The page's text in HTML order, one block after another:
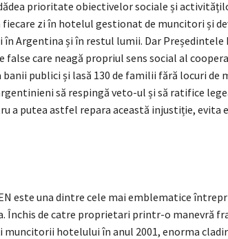
prioritate​ obiectivelor sociale și
fiecare zi în hotelul gestionat de muncitori și
Argentina și în restul lumii. Dar Președintele
false care neagă propriul sens social al
banii publici și lasă 130 de familii fără locuri de
să respingă veto-ul și să ratifice
a putea astfel repara această injustiție, evita
este una dintre cele mai emblematice
Închis de catre proprietari printr-o manevră
muncitorii hotelului în anul 2001, enorma